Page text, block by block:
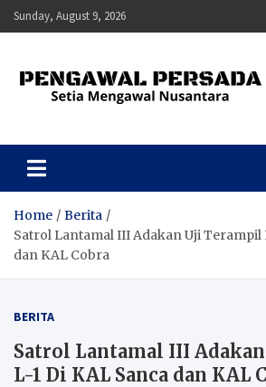
Skip
to
Sunday, August 9, 2026
Pengawal Persada
Home
Berita
Satrol Lantamal III Adakan Uji Terampil
dan KAL Cobra
BERITA
Satrol Lantamal III
L-1 Di KAL Sanca dan KAL